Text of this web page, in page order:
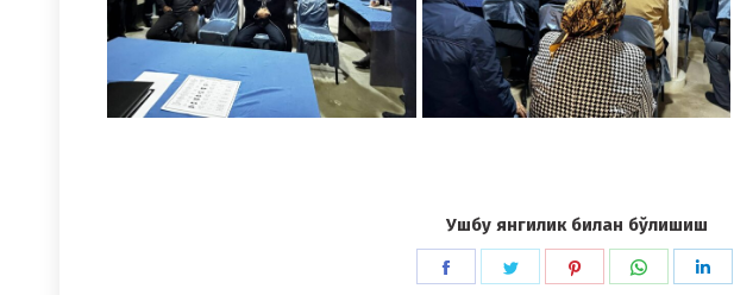
Ушбу янгилик билан бўлишиш
Share
Share
Share
Share